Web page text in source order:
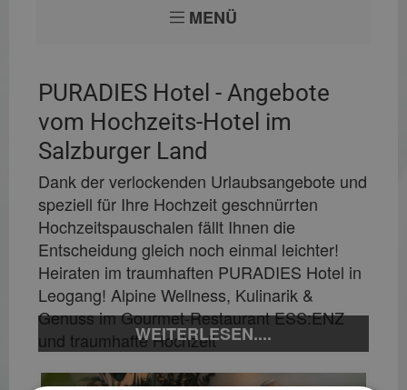
MENÜ
PURADIES Hotel - Angebote
vom Hochzeits-Hotel im
Salzburger Land
Dank der verlockenden Urlaubsangebote und
speziell für Ihre Hochzeit geschnürrten
Hochzeitspauschalen fällt Ihnen die
Entscheidung gleich noch einmal leichter!
Heiraten im traumhaften PURADIES Hotel in
Leogang! Alpine Wellness, Kulinarik &
Genuss im Gourmet-Restaurant ESS:ENZ
und traumhafte Hochzeit
WEITERLESEN....